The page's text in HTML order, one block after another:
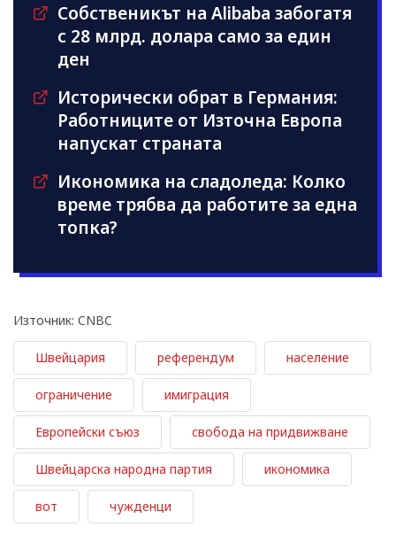
Собственикът на Alibaba забогатя
с 28 млрд. долара само за един
ден
Исторически обрат в Германия:
Работниците от Източна Европа
напускат страната
Икономика на сладоледа: Колко
време трябва да работите за една
топка?
Източник: CNBC
Швейцария референдум население
ограничение имиграция
Европейски съюз свобода на придвижване
Швейцарска народна партия икономика
вот чужденци